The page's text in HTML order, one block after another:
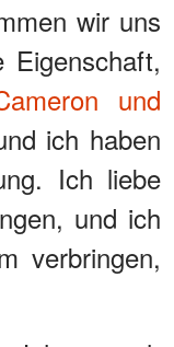
wir uns
und
ich haben
Ich liebe
und ich
verbringen,